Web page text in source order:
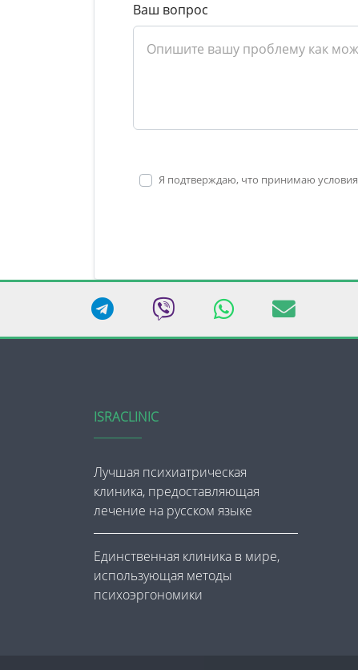
Ваш вопрос
Я подтверждаю, что принимаю
ISRACLINIC
Лучшая психиатрическая
клиника, предоставляющая
лечение на русском языке
Единственная клиника в мире,
использующая методы
психоэргономики